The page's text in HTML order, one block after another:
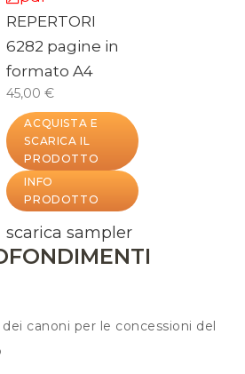
REPERTORI
6282 pagine in
formato A4
45,00 €
ACQUISTA E
SCARICA IL
PRODOTTO
INFO
PRODOTTO
scarica sampler
canoni per le concessioni del